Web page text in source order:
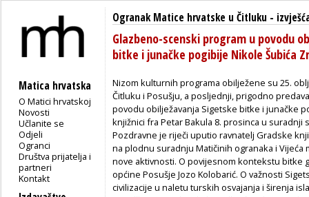
Matica hrvatska
O Matici hrvatskoj
Novosti
Učlanite se
Odjeli
Ogranci
Društva prijatelja i
partneri
Kontakt
Ogranak Matice hrvatske u Čitluku -
Glazbeno-scenski program u povodu
bitke i junačke pogibije Nikole Šubića
Nizom kulturnih programa obilježene su 25.
Čitluku i Posušju, a posljednji, prigodno
povodu obilježavanja Sigetske bitke i junačke
knjižnici fra Petar Bakula 8. prosinca u suradnji
Pozdravne je riječi uputio ravnatelj Gradske
na plodnu suradnju Matičinih ogranaka i Vijeća
nove aktivnosti. O povijesnom kontekstu bitke
općine Posušje Jozo Kolobarić. O važnosti
civilizacije u naletu turskih osvajanja i širenja